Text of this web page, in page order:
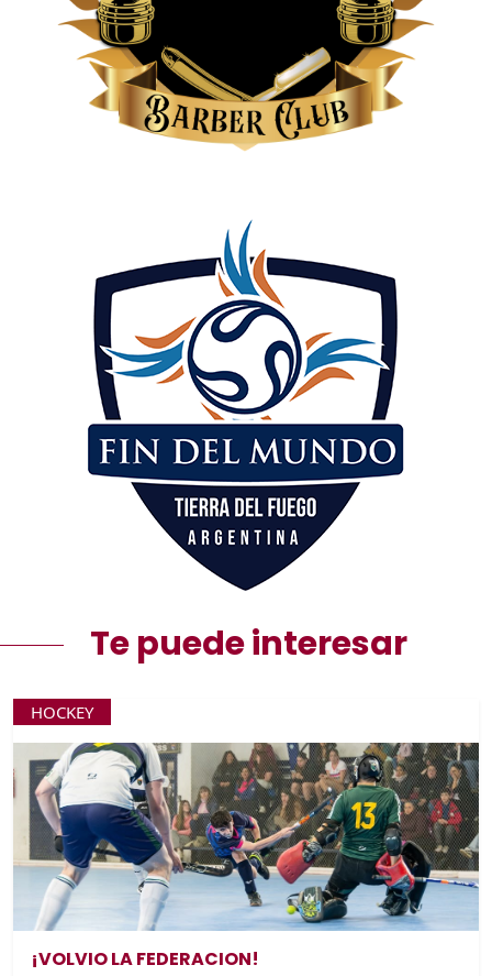
Te puede interesar
HOCKEY
¡VOLVIO LA FEDERACION!